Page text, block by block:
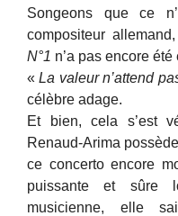
Songeons que ce
compositeur
N°1 n’a pas encore
«La valeur n’attend
célèbre adage.
Et bien, cela s’est
Renaud-Arima
ce concerto encore
puissante et sûre
musicienne, elle